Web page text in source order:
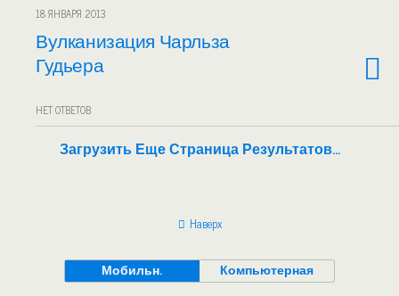
18 ЯНВАРЯ 2013
Вулканизация Чарльза
Гудьера
НЕТ ОТВЕТОВ
Загрузить Еще Страница Результатов…
Наверх
Мобильн. Компьютерная